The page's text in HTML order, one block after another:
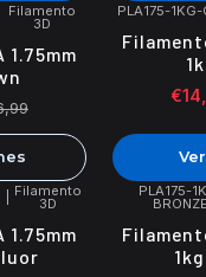
Filamento
3D
PLA175-1KG-
Filamento
3D -12%
PLA175-
BRONZE